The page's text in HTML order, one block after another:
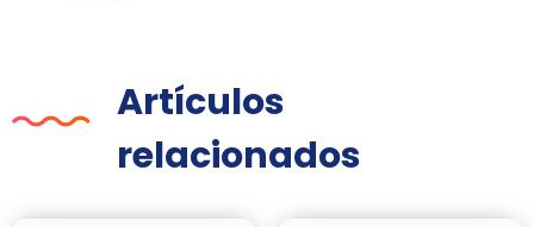
Artículos
relacionados